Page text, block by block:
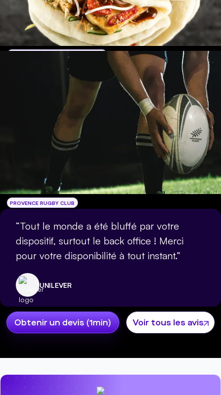
FOOD TRUCK FESTIVAL - 100K+ PAX
PROVENCE RUGBY CLUB
“Tout le monde a été bluffé par votre
dispositif, surtout le back office ! Merci
pour votre disponibilité à tout instant.”
UNILEVER
Obtenir un devis (1min) Voir tous les avis